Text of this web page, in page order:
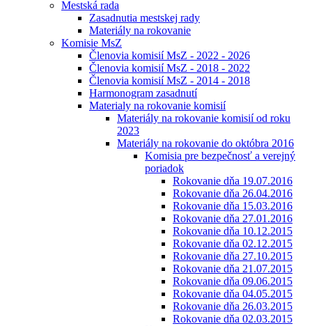
Mestská rada
Zasadnutia mestskej rady
Materiály na rokovanie
Komisie MsZ
Členovia komisií MsZ - 2022 - 2026
Členovia komisií MsZ - 2018 - 2022
Členovia komisií MsZ - 2014 - 2018
Harmonogram zasadnutí
Materialy na rokovanie komisií
Materiály na rokovanie komisií od roku
2023
Materiály na rokovanie do októbra 2016
Komisia pre bezpečnosť a verejný
poriadok
Rokovanie dňa 19.07.2016
Rokovanie dňa 26.04.2016
Rokovanie dňa 15.03.2016
Rokovanie dňa 27.01.2016
Rokovanie dňa 10.12.2015
Rokovanie dňa 02.12.2015
Rokovanie dňa 27.10.2015
Rokovanie dňa 21.07.2015
Rokovanie dňa 09.06.2015
Rokovanie dňa 04.05.2015
Rokovanie dňa 26.03.2015
Rokovanie dňa 02.03.2015